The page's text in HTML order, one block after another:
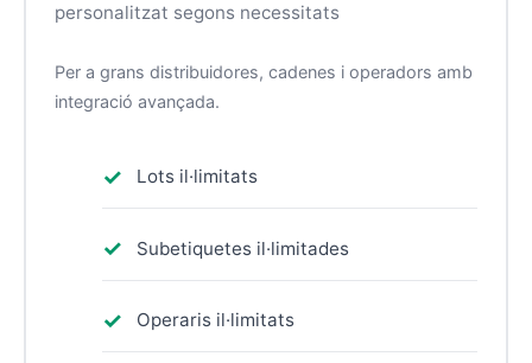
personalitzat segons necessitats
Per a grans distribuidores, cadenes i operadors amb
integració avançada.
Lots il·limitats
Subetiquetes il·limitades
Operaris il·limitats